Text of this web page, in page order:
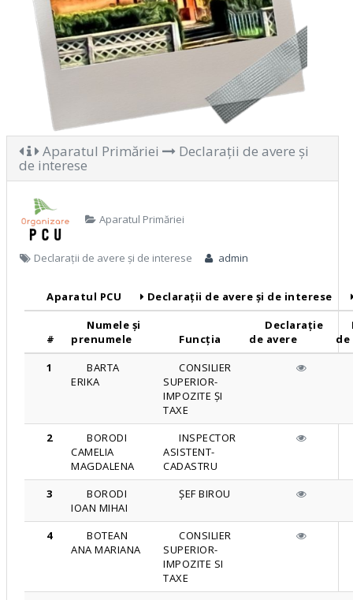
Aparatul Primăriei Declarații de avere și
de interese
Aparatul Primăriei
Declarații de avere și de interese admin
Aparatul PCU Declarații de avere și de interese
#
Numele și
prenumele
Funcția
Declarație
de avere
1
BARTA
ERIKA
CONSILIER
SUPERIOR-
IMPOZITE ȘI
TAXE
2
BORODI
CAMELIA
MAGDALENA
INSPECTOR
ASISTENT-
CADASTRU
3
BORODI
IOAN MIHAI
ȘEF BIROU
4
BOTEAN
ANA MARIANA
CONSILIER
SUPERIOR-
IMPOZITE SI
TAXE